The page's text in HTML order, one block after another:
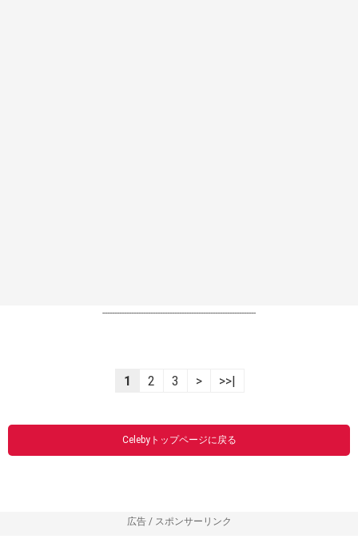
----------------------------------------------------------------
1 2 3 > >>|
Celebyトップページに戻る
広告 / スポンサーリンク